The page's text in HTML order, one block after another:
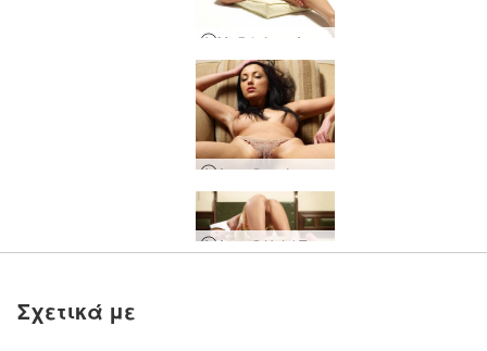
Anna S εσώρουχα πεταλούδα
Anna S Hotel Terramar
Anna S Shaving
Anna S Stay UpsMidnight Pool Party
Άννα Σ Αθλήτρια
Γυμνό Wimbledon
Σχετικά με